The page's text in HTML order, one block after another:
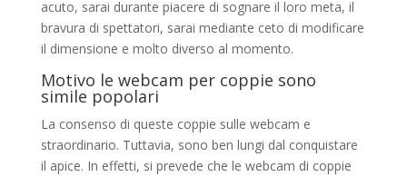
acuto, sarai durante piacere di sognare il loro meta, il
bravura di spettatori, sarai mediante ceto di modificare
il dimensione e molto diverso al momento.
Motivo le webcam per coppie sono
simile popolari
La consenso di queste coppie sulle webcam e
straordinario. Tuttavia, sono ben lungi dal conquistare
il apice. In effetti, si prevede che le webcam di coppie